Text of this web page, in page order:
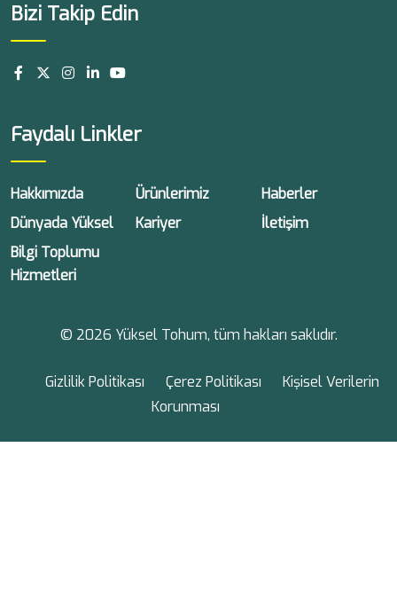
Bizi Takip Edin
Faydalı Linkler
Hakkımızda Ürünlerimiz
Haberler
Dünyada Yüksel
Kariyer
İletişim
Bilgi Toplumu
Hizmetleri
© 2026 Yüksel Tohum, tüm hakları saklıdır.
Gizlilik Politikası Çerez Politikası
Kişisel Verilerin
Korunması